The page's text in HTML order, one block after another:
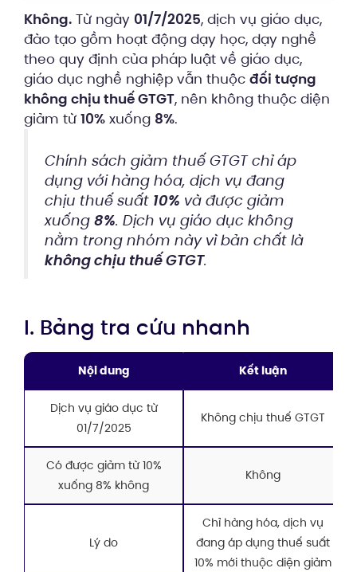
Không. Từ ngày 01/7/2025, dịch vụ giáo dục,
đào tạo gồm hoạt động dạy học, dạy nghề
theo quy định của pháp luật về giáo dục,
giáo dục nghề nghiệp vẫn thuộc đối tượng
không chịu thuế GTGT, nên không thuộc diện
giảm từ 10% xuống 8%.
Chính sách giảm thuế GTGT chỉ áp
dụng với hàng hóa, dịch vụ đang
chịu thuế suất 10% và được giảm
xuống 8%. Dịch vụ giáo dục không
nằm trong nhóm này vì bản chất là
không chịu thuế GTGT.
I. Bảng tra cứu nhanh
Nội dung Kết luận
Dịch vụ giáo dục từ
01/7/2025
Không chịu thuế GTGT
Có được giảm từ 10%
xuống 8% không
Không
Lý do
Chỉ hàng hóa, dịch vụ
đang áp dụng thuế suất
10% mới thuộc diện giảm